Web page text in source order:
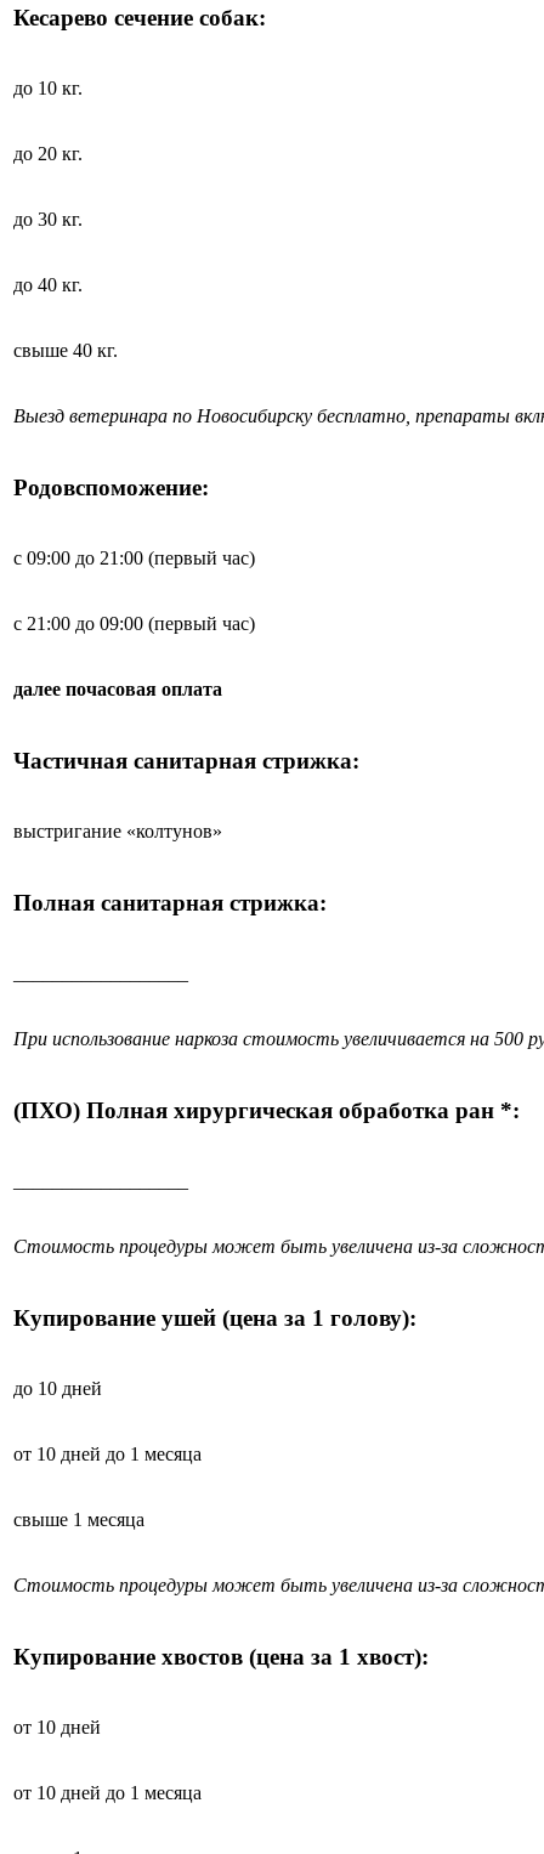
Кесарево сечение собак:
до 10 кг.
до 20 кг.
до 30 кг.
до 40 кг.
свыше 40 кг.
Выезд ветеринара по Новосибирску бесплатно, препараты
Родовспоможение:
с 09:00 до 21:00 (первый час)
с 21:00 до 09:00 (первый час)
далее почасовая оплата
Частичная санитарная стрижка:
выстригание «колтунов»
Полная санитарная стрижка:
При использование наркоза стоимость увеличивается на 500
(ПХО) Полная хирургическая обработка ран *:
Стоимость процедуры может быть увеличена из-за
Купирование ушей (цена за 1 голову):
до 10 дней
от 10 дней до 1 месяца
свыше 1 месяца
Стоимость процедуры может быть увеличена из-за
Купирование хвостов (цена за 1 хвост):
от 10 дней
от 10 дней до 1 месяца